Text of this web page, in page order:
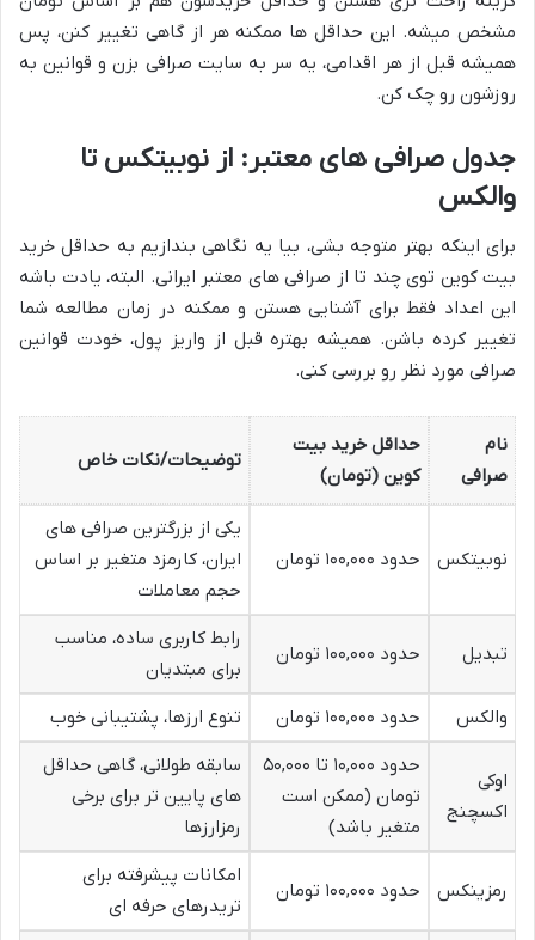
مشخص میشه. این حداقل ها ممکنه هر از گاهی تغییر کنن، پس
همیشه قبل از هر اقدامی، یه سر به سایت صرافی بزن و قوانین به
روزشون رو چک کن.
جدول صرافی های معتبر: از نوبیتکس تا
والکس
برای اینکه بهتر متوجه بشی، بیا یه نگاهی بندازیم به حداقل خرید
بیت کوین توی چند تا از صرافی های معتبر ایرانی. البته، یادت باشه
این اعداد فقط برای آشنایی هستن و ممکنه در زمان مطالعه شما
تغییر کرده باشن. همیشه بهتره قبل از واریز پول، خودت قوانین
صرافی مورد نظر رو بررسی کنی.
نام
صرافی
حداقل خرید بیت
کوین (تومان)
توضیحات/نکات خاص
نوبیتکس حدود ۱۰۰,۰۰۰ تومان
یکی از بزرگترین صرافی های
ایران، کارمزد متغیر بر اساس
حجم معاملات
تبدیل حدود ۱۰۰,۰۰۰ تومان
رابط کاربری ساده، مناسب
برای مبتدیان
والکس
حدود ۱۰۰,۰۰۰ تومان تنوع ارزها، پشتیبانی خوب
اوکی
اکسچنج
حدود ۱۰,۰۰۰ تا ۵۰,۰۰۰
تومان (ممکن است
متغیر باشد)
سابقه طولانی، گاهی حداقل
های پایین تر برای برخی
رمزارزها
رمزینکس حدود ۱۰۰,۰۰۰ تومان
امکانات پیشرفته برای
تریدرهای حرفه ای